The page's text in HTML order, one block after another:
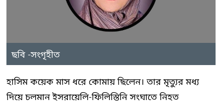
ছবি -সংগৃহীত
হাসিম কয়েক মাস ধরে কোমায় ছিলেন। তার মৃত্যুর মধ্য
দিয়ে চলমান ইসরায়েলি-ফিলিস্তিনি সংঘাতে নিহত